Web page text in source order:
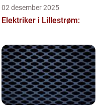
02 desember 2025
Elektriker i Lillestrøm: